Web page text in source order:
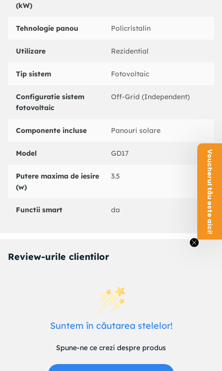
(kW)
Tehnologie panou Policristalin
Utilizare Rezidential
Tip sistem Fotovoltaic
Configuratie sistem
fotovoltaic
Off-Grid (Independent)
Componente incluse Panouri solare
Model GD17
Putere maxima de iesire
(w)
3.5
Functii smart da
Review-urile clientilor
Suntem în căutarea stelelor!
Spune-ne ce crezi despre produs
Voucherul tău este aici!